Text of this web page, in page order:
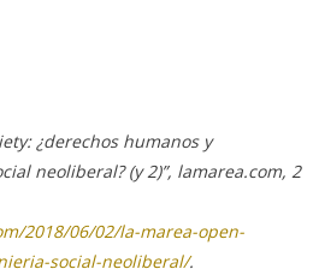
¿derechos humanos y
neoliberal? (y 2)”, lamarea.com, 2
2018/06/02/la-marea-open-
social-neoliberal/.